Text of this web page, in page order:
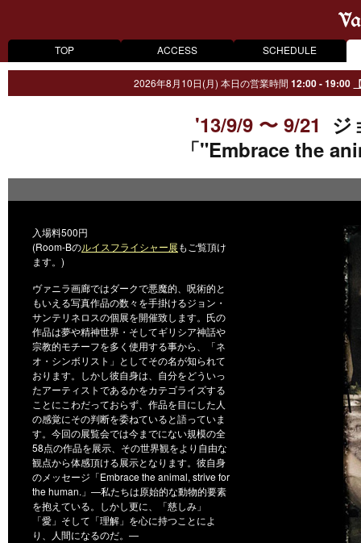
TOP ACCESS SCHEDULE
2026年8月10日(月)本日の営業時間 12:00 - 19:00
'13/9/9 〜 9/21 ジ
「"Embrace the
入場料500円
(Room-Bのルイスフライシャー展もご覧頂け
ます。)
ヴァニラ画廊ではダークで悪魔的、呪術的と
もいえる写真作品の数々を手掛けるジョン・
サンテリネロスの個展を開催致します。氏の
作品は夢や精神世界・そしてギリシア神話や
宗教的モチーフを多く使用する事から、「ネ
オ・シンボリスト」としてその名が知られて
おります。しかし彼自身は、自分をどういっ
たアーティストであるかをカテゴライズする
ことにこわだっておらず、作品を目にした人
の感覚にその判断を委ねていると語っていま
す。今回の展覧会では今までにない規模の全
58点の作品を展示、その世界観をより自由な
観点から体感頂ける展示となります。彼自身
のメッセージ「Embrace the animal, strive for
the human.」—私たちは原始的な動物的要素
を抱えている。しかし更に、「慈しみ」
「愛」そして「理解」を心に持つことによ
り、人間になるのだ。—